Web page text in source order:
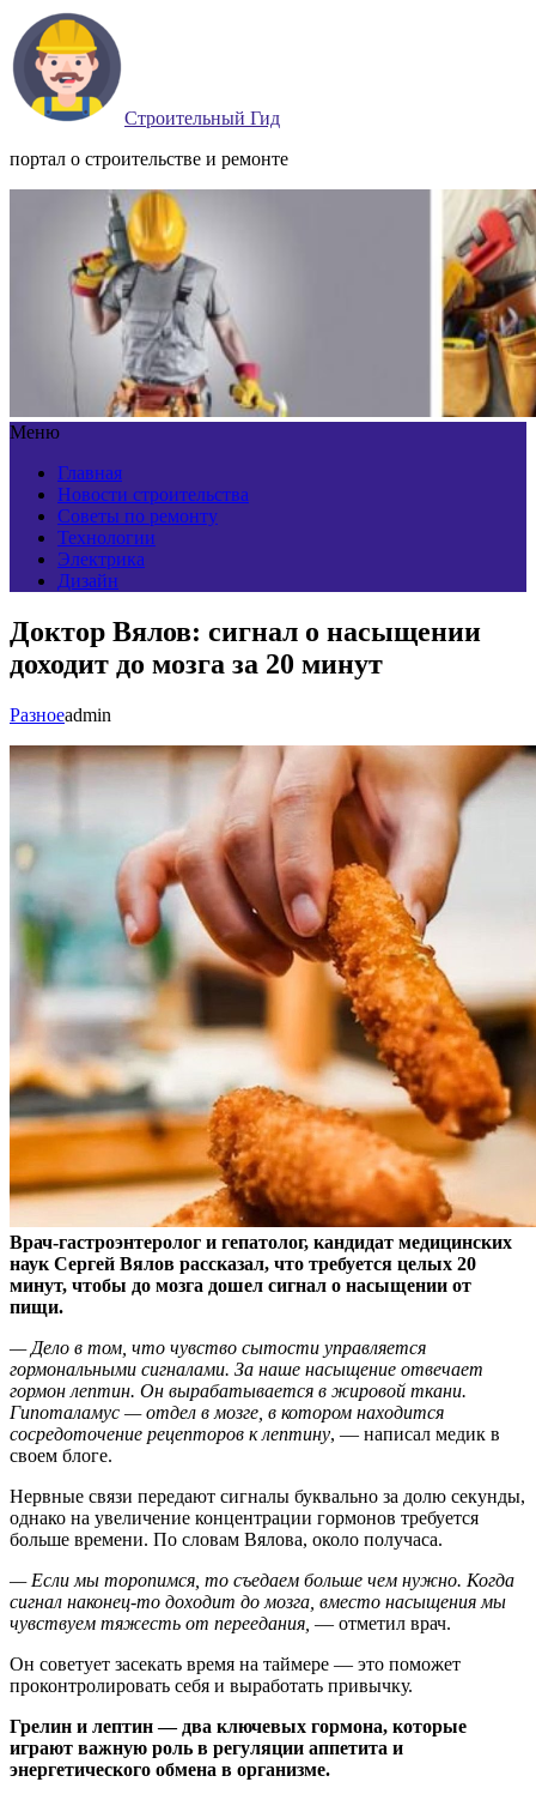
Строительный Гид
портал о строительстве и ремонте
Меню
Главная
Новости строительства
Советы по ремонту
Технологии
Электрика
Дизайн
Доктор Вялов: сигнал о насыщении
доходит до мозга за 20 минут
Разноеadmin
Врач-гастроэнтеролог и гепатолог, кандидат медицинских
наук Сергей Вялов рассказал, что требуется целых 20
минут, чтобы до мозга дошел сигнал о насыщении от
пищи.
— Дело в том, что чувство сытости управляется
гормональными сигналами. За наше насыщение отвечает
гормон лептин. Он вырабатывается в жировой ткани.
Гипоталамус — отдел в мозге, в котором находится
сосредоточение рецепторов к лептину, — написал медик в
своем блоге.
Нервные связи передают сигналы буквально за долю секунды,
однако на увеличение концентрации гормонов требуется
больше времени. По словам Вялова, около получаса.
— Если мы торопимся, то съедаем больше чем нужно. Когда
сигнал наконец-то доходит до мозга, вместо насыщения мы
чувствуем тяжесть от переедания, — отметил врач.
Он советует засекать время на таймере — это поможет
проконтролировать себя и выработать привычку.
Грелин и лептин — два ключевых гормона, которые
играют важную роль в регуляции аппетита и
энергетического обмена в организме.